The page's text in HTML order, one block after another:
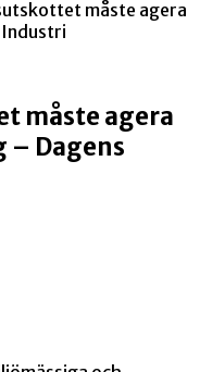
måste agera
måste agera
Dagens